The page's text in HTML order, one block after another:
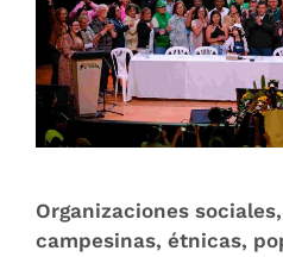
Organizaciones
campesinas, étnicas,